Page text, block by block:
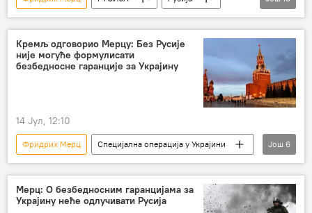
Русија – политика
Специјална војна операција у Украјини – вести
Коалиција вољних
Немачка
Свет
Анализе и мишљења
Европска унија (ЕУ)
мир
Кремљ одговорио Мерцу: Без Русије
није могуће формулисати
безбедносне гаранције за Украјину
14 Јул, 12:10
Фридрих Мерц
Специјална операција у Украјини
Русија – политика
Русија
Кремљ
Дмитриј Песков
Специјална војна операција у Украјини – вести
Још 6
Мерц: О безбедносним гаранцијама за
Украјину неће одлучивати Русија